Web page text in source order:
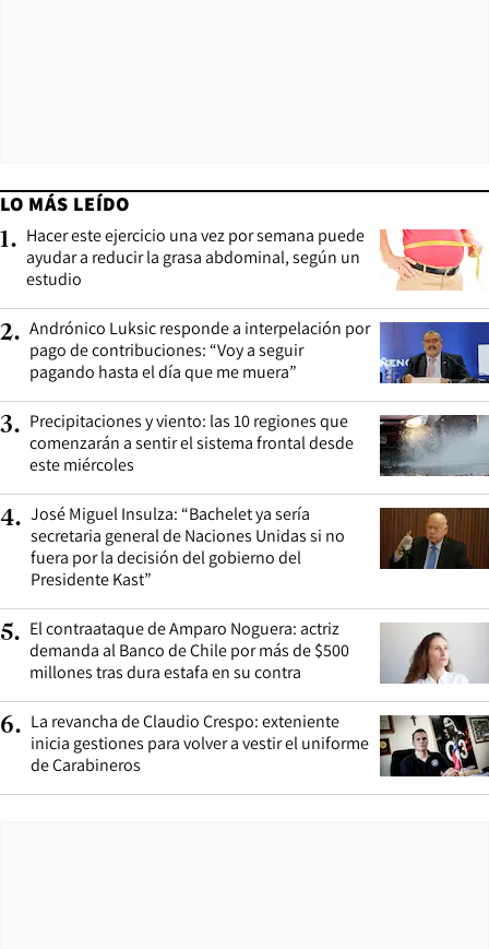
LO MÁS LEÍDO
1. Hacer este ejercicio una vez por semana puede
ayudar a reducir la grasa abdominal, según un
estudio
2. Andrónico Luksic responde a interpelación por
pago de contribuciones: “Voy a seguir
pagando hasta el día que me muera”
3. Precipitaciones y viento: las 10 regiones que
comenzarán a sentir el sistema frontal desde
este miércoles
4. José Miguel Insulza: “Bachelet ya sería
secretaria general de Naciones Unidas si no
fuera por la decisión del gobierno del
Presidente Kast”
5. El contraataque de Amparo Noguera: actriz
demanda al Banco de Chile por más de $500
millones tras dura estafa en su contra
6. La revancha de Claudio Crespo: exteniente
inicia gestiones para volver a vestir el uniforme
de Carabineros